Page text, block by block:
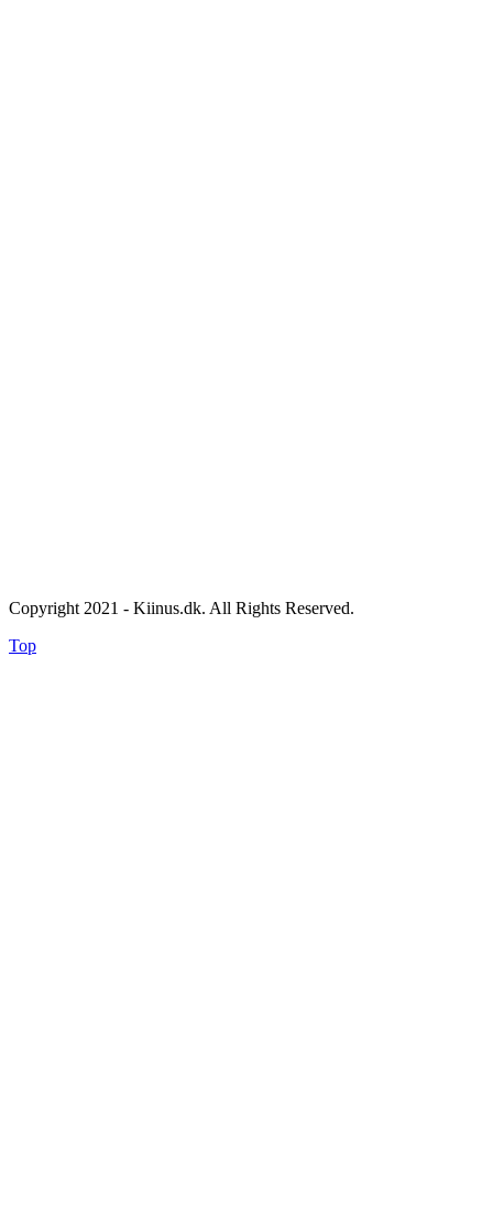
Copyright 2021 - Kiinus.dk. All Rights Reserved.
Top